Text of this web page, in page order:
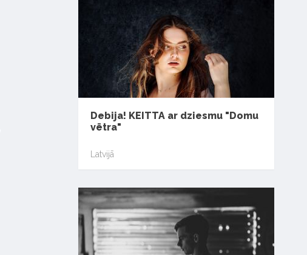
Debija! KEITTA ar dziesmu "Domu
vētra"
Latvijā